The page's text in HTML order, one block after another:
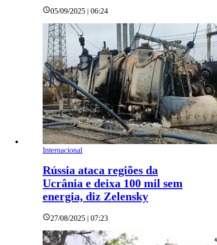
05/09/2025 | 06:24
Internacional
Rússia ataca regiões da
Ucrânia e deixa 100 mil sem
energia, diz Zelensky
27/08/2025 | 07:23